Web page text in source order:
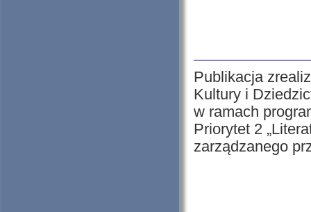
Publikacja
Kultury i
w ramach
Priorytet 2
zarządzanego